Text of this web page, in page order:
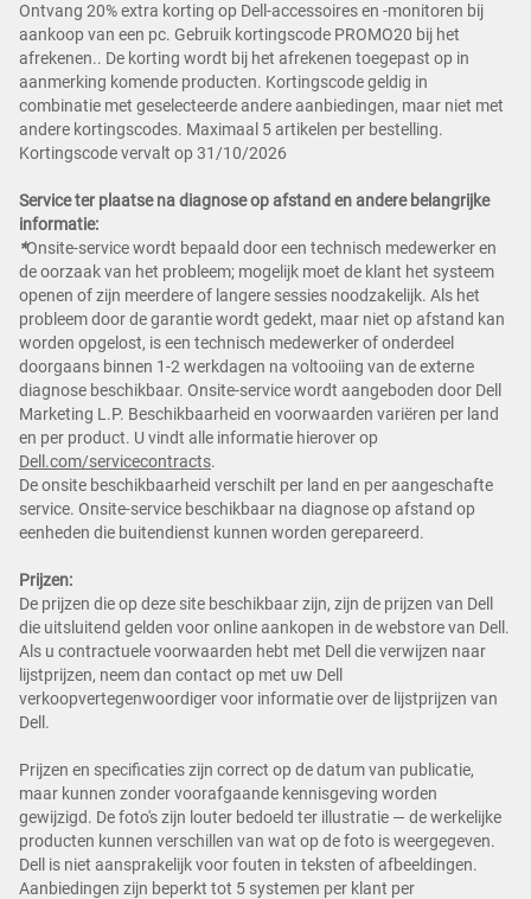
Ontvang 20% extra korting op Dell-accessoires en -monitoren bij
aankoop van een pc. Gebruik kortingscode PROMO20 bij het
afrekenen.. De korting wordt bij het afrekenen toegepast op in
aanmerking komende producten. Kortingscode geldig in
combinatie met geselecteerde andere aanbiedingen, maar niet met
andere kortingscodes. Maximaal 5 artikelen per bestelling.
Kortingscode vervalt op 31/10/2026
Service ter plaatse na diagnose op afstand en andere belangrijke
informatie:
*Onsite-service wordt bepaald door een technisch medewerker en
de oorzaak van het probleem; mogelijk moet de klant het systeem
openen of zijn meerdere of langere sessies noodzakelijk. Als het
probleem door de garantie wordt gedekt, maar niet op afstand kan
worden opgelost, is een technisch medewerker of onderdeel
doorgaans binnen 1-2 werkdagen na voltooiing van de externe
diagnose beschikbaar. Onsite-service wordt aangeboden door Dell
Marketing L.P. Beschikbaarheid en voorwaarden variëren per land
en per product. U vindt alle informatie hierover op
Dell.com/servicecontracts.
De onsite beschikbaarheid verschilt per land en per aangeschafte
service. Onsite-service beschikbaar na diagnose op afstand op
eenheden die buitendienst kunnen worden gerepareerd.
Prijzen:
De prijzen die op deze site beschikbaar zijn, zijn de prijzen van Dell
die uitsluitend gelden voor online aankopen in de webstore van Dell.
Als u contractuele voorwaarden hebt met Dell die verwijzen naar
lijstprijzen, neem dan contact op met uw Dell
verkoopvertegenwoordiger voor informatie over de lijstprijzen van
Dell.
Prijzen en specificaties zijn correct op de datum van publicatie,
maar kunnen zonder voorafgaande kennisgeving worden
gewijzigd. De foto's zijn louter bedoeld ter illustratie — de werkelijke
producten kunnen verschillen van wat op de foto is weergegeven.
Dell is niet aansprakelijk voor fouten in teksten of afbeeldingen.
Aanbiedingen zijn beperkt tot 5 systemen per klant per